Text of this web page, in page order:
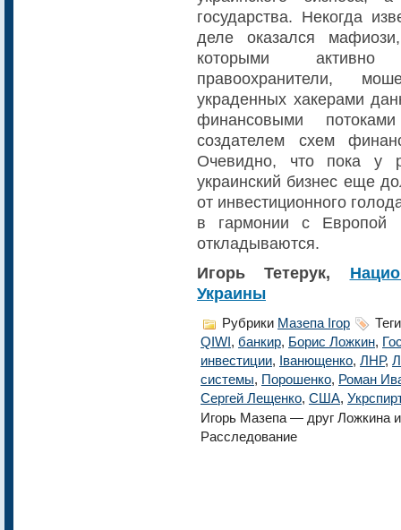
государства. Некогда
деле оказался
которыми активно
правоохранители,
украденных хакерами
финансовыми
создателем схем
Очевидно, что пока у
украинский бизнес еще
от инвестиционного
в гармонии с Европой
откладываются.
Игорь Тетерук,
Украины
Рубрики Мазепа Ігор
QIWI , банкир, Борис Ложкин,
инвестиции, Іванющенко, ЛНР,
системы, Порошенко, Роман
Сергей Лещенко, США, Укрспирт
Игорь Мазепа — друг Ложкина
Расследование